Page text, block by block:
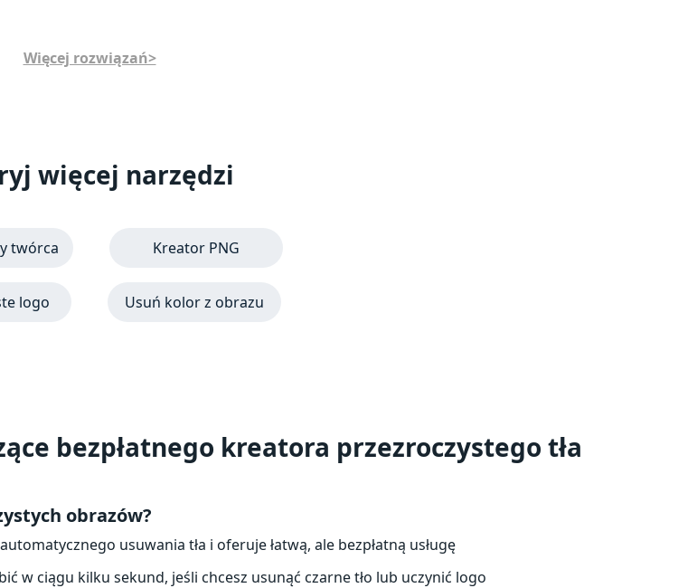
Więcej rozwiązań>
więcej narzędzi
twórca Kreator PNG
logo Usuń kolor z obrazu
bezpłatnego kreatora przezroczystego tła
obrazów?
usuwania tła i oferuje łatwą, ale bezpłatną usługę
w ciągu kilku sekund, jeśli chcesz usunąć czarne tło lub uczynić logo